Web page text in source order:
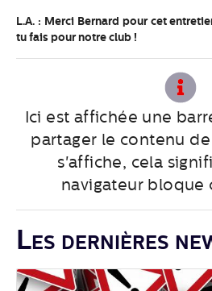
L.A. : Merci Bernard pour cet
tu fais pour notre club !
Ici est affichée une
partager le contenu de
s'affiche, cela
navigateur bloque
Les dernières